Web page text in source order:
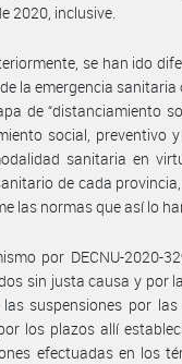
2020, inclusive.
se han ido
la emergencia
de “distanciamiento
social, preventivo
sanitaria en
de cada
las normas que así lo
por DECNU-2020-
sin justa causa y por
las suspensiones por
los plazos allí
efectuadas en los